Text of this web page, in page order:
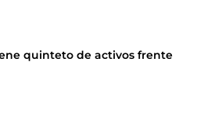
quinteto de activos frente